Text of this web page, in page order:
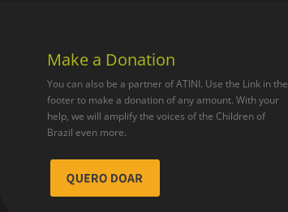
Make a Donation
You can also be a partner of ATINI. Use the Link in the
footer to make a donation of any amount. With your
help, we will amplify the voices of the Children of
Brazil even more.